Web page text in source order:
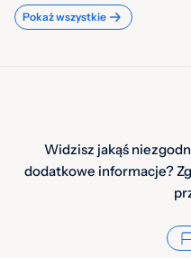
Pokaż wszystkie
Widzisz jakąś
dodatkowe informacje?